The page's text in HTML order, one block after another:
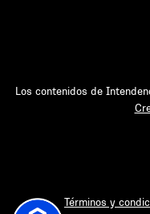
Los contenidos de
Términos y